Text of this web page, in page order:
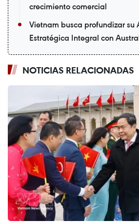
crecimiento comercial
Vietnam busca profundizar su
Estratégica Integral con
NOTICIAS RELACIONADAS